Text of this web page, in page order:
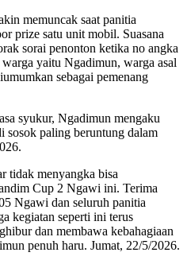
memuncak saat panitia
prize satu unit mobil. Suasana
sorai penonton ketika no angka
yaitu Ngadimun, warga asal
sebagai pemenang
syukur, Ngadimun mengaku
sosok paling beruntung dalam
tidak menyangka bisa
Cup 2 Ngawi ini. Terima
Ngawi dan seluruh panitia
kegiatan seperti ini terus
dan membawa kebahagiaan
penuh haru. Jumat, 22/5/2026.